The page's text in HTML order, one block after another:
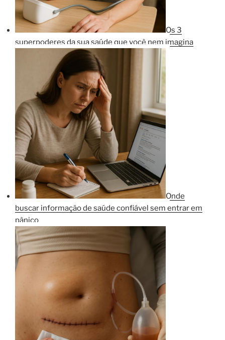
Os 3
superpoderes da sua saúde que você nem imagina
Onde
buscar informação de saúde confiável sem entrar em
pânico